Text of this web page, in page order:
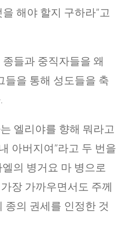
해야 할지 구하라”고
들과 중직자들을 왜
들을 통해 성도들을 축
엘리야를 향해 뭐라고
아버지여”라고 두 번을
의 병거요 마 병으로
장 가까우면서도 주께
종의 권세를 인정한 것